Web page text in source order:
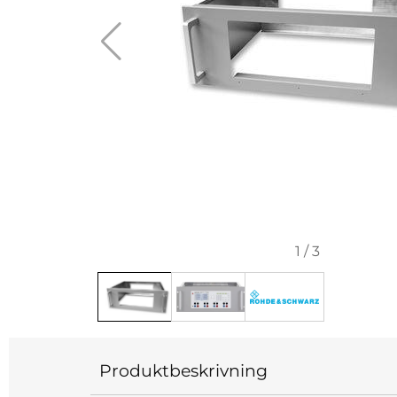
1 /3
Produktbeskrivning